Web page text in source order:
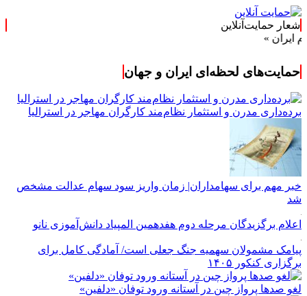
شعار حمایت‌آنلاین
حمایت‌های لحظه‌ای ایران و جهان
برده‌داری مدرن و استثمار نظام‌مند کارگران مهاجر در استرالیا
خبر مهم برای سهامداران| زمان واریز سود سهام عدالت مشخص
شد
اعلام برگزیدگان مرحله دوم هفدهمین المپیاد دانش‌آموزی نانو
پیامک مشمولان سهمیه جنگ جعلی است/ آمادگی کامل برای
برگزاری کنکور ۱۴۰۵
لغو صدها پرواز چین در آستانه ورود توفان «دلفین»